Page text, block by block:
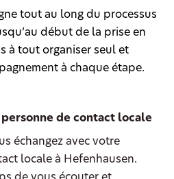
tout au long du processus
début de la prise en
à tout organiser seul et
à chaque étape.
de contact locale
échangez avec votre
locale à Hefenhausen.